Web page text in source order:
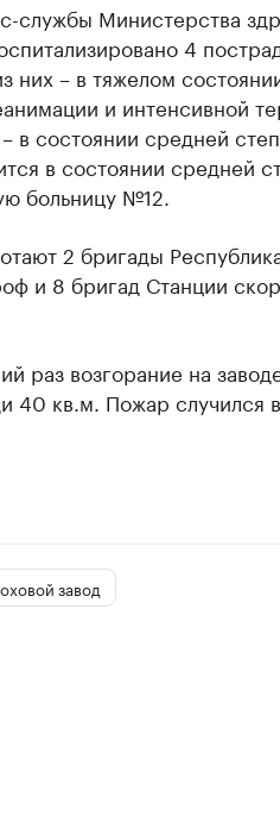
службы Министерства
4
них – в тяжелом
и интенсивной
в состоянии средней
в состоянии средней
больницу №12.
2 бригады
и 8 бригад Станции
раз возгорание на
40 кв.м. Пожар случился
завод